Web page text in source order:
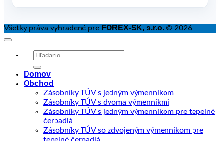
Všetky práva vyhradené pre FOREX-SK, s.r.o. © 2026
Hľadať:
Domov
Obchod
Zásobníky TÚV s jedným výmenníkom
Zásobníky TÚV s dvoma výmenníkmi
Zásobníky TÚV s jedným výmenníkom pre tepelné
čerpadlá
Zásobníky TÚV so zdvojeným výmenníkom pre